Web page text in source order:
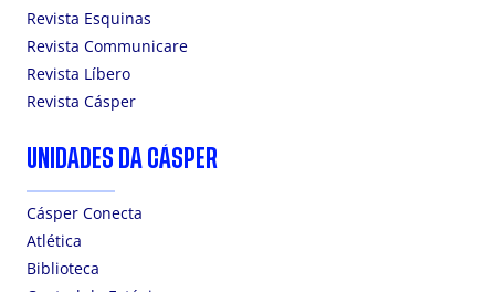
Revista Esquinas
Revista Communicare
Revista Líbero
Revista Cásper
UNIDADES DA CÁSPER
Cásper Conecta
Atlética
Biblioteca